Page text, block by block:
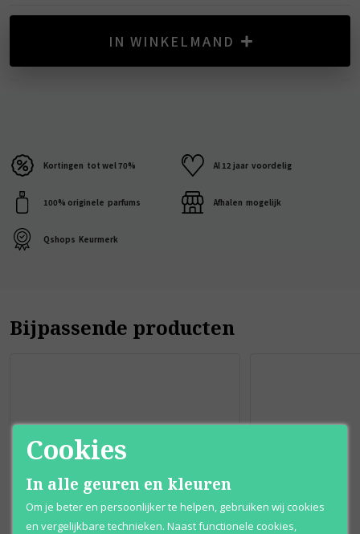
IN WINKELMAND
Kortingen tot wel 70% Al 12 jaar voordelig
100% originele parfums Afhalen mogelijk
Qshops Keurmerk
Bijpassende producten
Cookies
In alle geuren en kleuren
Om je beter en persoonlijker te helpen, gebruiken wij cookies
en vergelijkbare technieken. Naast functionele cookies,